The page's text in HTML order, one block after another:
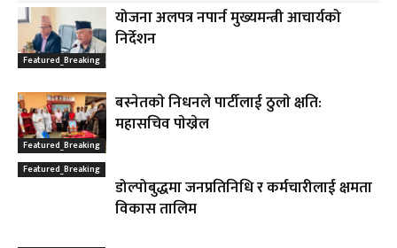
Featured_Breaking
योजना अलपत्र नपार्न मुख्यमन्त्री आचार्यको
निर्देशन
Featured_Breaking
बस्नेतकाे निधनले पार्टीलाई ठुलाे क्षति:
महासचिव पाेख्रेल
Featured_Breaking
डोल्पोबुद्धमा जनप्रतिनिधि र कर्मचारीलाई क्षमता
विकास तालिम